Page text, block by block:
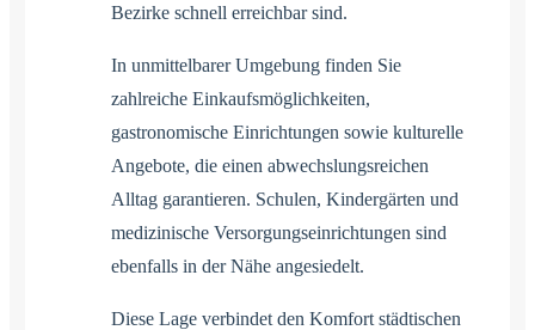
Bezirke schnell erreichbar sind.
In unmittelbarer Umgebung finden Sie
zahlreiche Einkaufsmöglichkeiten,
gastronomische Einrichtungen sowie kulturelle
Angebote, die einen abwechslungsreichen
Alltag garantieren. Schulen, Kindergärten und
medizinische Versorgungseinrichtungen sind
ebenfalls in der Nähe angesiedelt.
Diese Lage verbindet den Komfort städtischen